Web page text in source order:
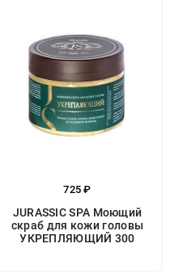
725 ₽
JURASSIC SPA Моющий
скраб для кожи головы
УКРЕПЛЯЮЩИЙ 300